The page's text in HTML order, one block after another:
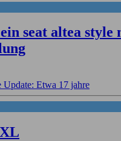
seat altea style
Update: Etwa 17 jahre